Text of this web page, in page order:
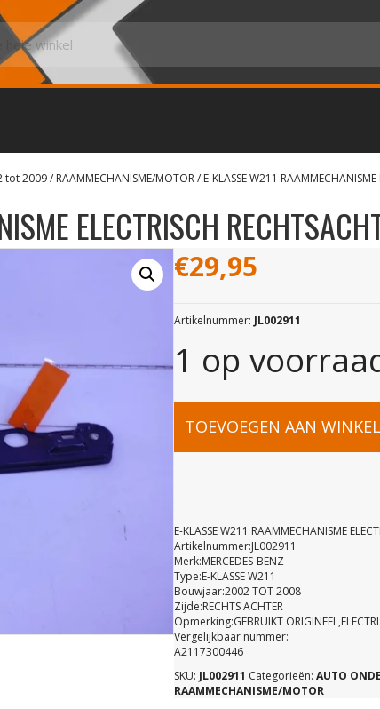
tot 2009/ RAAMMECHANISME/MOTOR/ E-KLASSE W211
ELECTRISCH
€29,95
Artikelnummer: JL002911
1 op
E-
W211
TOEVOEGEN AAN
E-KLASSE W211 RAAMMECHANISME
Artikelnummer:JL002911
Merk:MERCEDES-BENZ
Type:E-KLASSE W211
Bouwjaar:2002 TOT 2008
Zijde:RECHTS ACHTER
Opmerking:GEBRUIKT
Vergelijkbaar nummer:
A2117300446
SKU: JL002911 Categorieën: AUTO
RAAMMECHANISME/MOTOR